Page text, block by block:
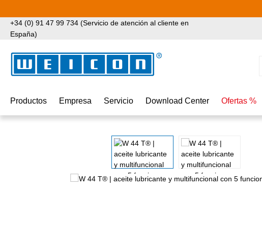
+34 (0) 91 47 99 734 (Servicio de atención al cliente en
España)
Productos Empresa Servicio Download Center Ofertas %